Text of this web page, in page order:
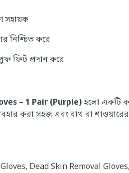
সহায়ক
নিশ্চিত করে
ফিট প্রদান করে
– 1 Pair (Purple)হলো একটি
করা সহজ এবং বাথ বা
Dead Skin Removal